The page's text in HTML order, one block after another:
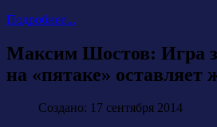
Подробнее...
Максим Шостов: Игра
на «пятаке» оставляет
Создано: 17 сентября 2014